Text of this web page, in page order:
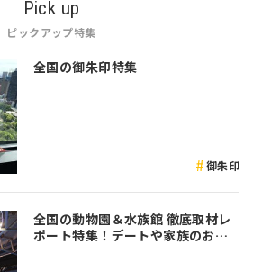
Pick up
ピックアップ特集
全国の御朱印特集
御朱印
全国の動物園＆水族館 徹底取材レ
ポート特集！デートや家族のおで